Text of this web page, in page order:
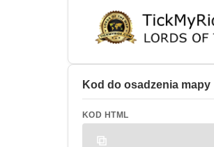
Kod do osadzenia mapy
KOD HTML